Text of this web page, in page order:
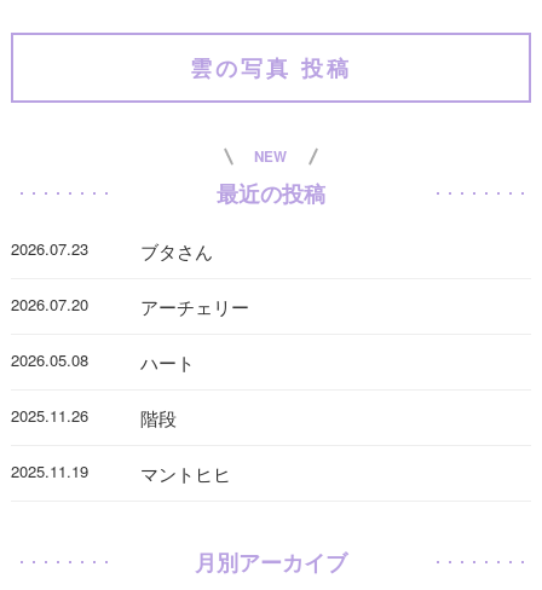
雲の写真 投稿
NEW
最近の投稿
2026.07.23 ブタさん
2026.07.20 アーチェリー
2026.05.08 ハート
2025.11.26 階段
2025.11.19 マントヒヒ
月別アーカイブ